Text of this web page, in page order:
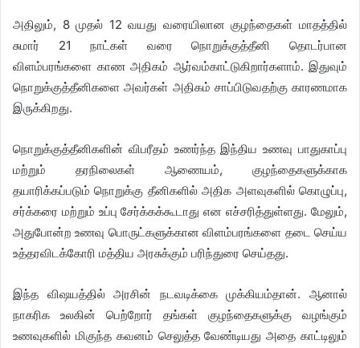
அதிலும், 8 முதல் 12 வயது வரையிலான குழந்தைகள் மாதத்தில்
சுமார் 21 நாட்கள் வரை நொறுக்குத்தீனி தொடர்பான
விளம்பரங்களை காண அதிகம் ஆர்வம்காட்டுகிறார்களாம். இதுவும்
நொறுக்குத்தீனிகளை அவர்கள் அதிகம் சாப்பிடுவதற்கு காரணமாக
இருக்கிறது.
நொறுக்குத்தீனிகளின் விபரீதம் உணர்ந்த இந்திய உணவு பாதுகாப்பு
மற்றும் தரநிலைகள் ஆணையம், குழந்தைகளுக்காக
தயாரிக்கப்படும் நொறுக்கு தீனிகளில் அதிக அளவுகளில் கொழுப்பு,
சர்க்கரை மற்றும் உப்பு சேர்க்கக்கூடாது என எச்சரித்துள்ளது. மேலும்,
அதுபோன்ற உணவு பொருட்களுக்கான விளம்பரங்களை தடை செய்ய
உத்தரவிடக்கோரி மத்திய அரசுக்கும் பரிந்துரை செய்தது.
இந்த விஷயத்தில் அரசின் நடவடிக்கை முக்கியம்தான். ஆனால்
நாகரிக உலகின் பெற்றோர் தங்கள் குழந்தைகளுக்கு வழங்கும்
உணவுகளில் மிகுந்த கவனம் செலுத்த வேண்டியது அதை காட்டிலும்